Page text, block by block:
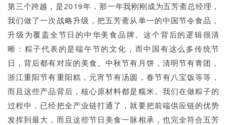
第三个跨越，是2019年，那一年我刚刚成为五芳斋总经理，
我们做了一次战略升级，把五芳斋从单一的中国节令食品，
升级为覆盖全节日的中华美食品牌。这个背后的逻辑很清
晰：粽子代表的是端午节的文化，而中国有这么多传统节
日，背后都有对应的美食。中秋节有月饼，清明节有青团，
浙江重阳节有重阳糕，元宵节有汤圆，春节有八宝饭等等，
而且这些产品背后，核心原材料都是糯米。我们在做粽子的
过程中，已经把全产业链打通了，就要把前端供应链的优势
发挥到最大，而且这些节日美食一脉相承，也完全符合五芳